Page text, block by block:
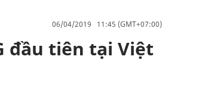
06/04/2019 11:45 (GMT+07:00)
đầu tiên tại Việt